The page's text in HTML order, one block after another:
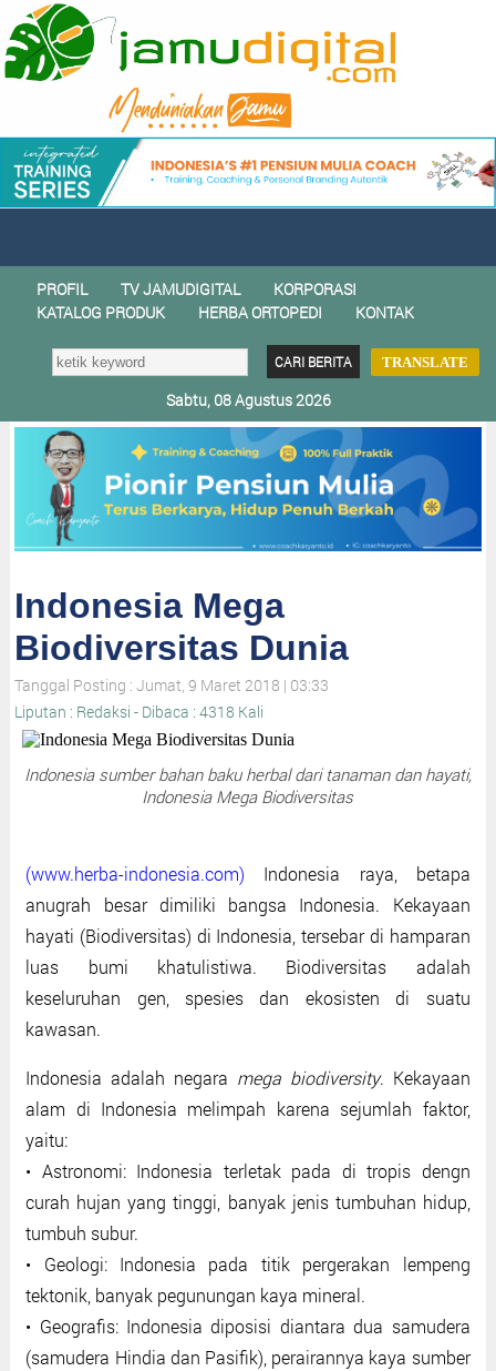
PROFIL TV JAMUDIGITAL
KORPORASI
KATALOG PRODUK
HERBA ORTOPEDI KONTAK
TRANSLATE
Sabtu, 08 Agustus 2026
Indonesia Mega
Biodiversitas Dunia
Tanggal Posting : Jumat, 9 Maret 2018 | 03:33
Liputan : Redaksi - Dibaca : 4318 Kali
Indonesia sumber bahan baku herbal dari tanaman dan hayati,
Indonesia Mega Biodiversitas
(www.herba-indonesia.com) Indonesia raya, betapa
anugrah besar dimiliki bangsa Indonesia. Kekayaan
hayati (Biodiversitas) di Indonesia, tersebar di hamparan
luas bumi khatulistiwa. Biodiversitas adalah
keseluruhan gen, spesies dan ekosisten di suatu
kawasan.
Indonesia adalah negara mega biodiversity. Kekayaan
alam di Indonesia melimpah karena sejumlah faktor,
yaitu:
• Astronomi: Indonesia terletak pada di tropis dengn
curah hujan yang tinggi, banyak jenis tumbuhan hidup,
tumbuh subur.
• Geologi: Indonesia pada titik pergerakan lempeng
tektonik, banyak pegunungan kaya mineral.
• Geografis: Indonesia diposisi diantara dua samudera
(samudera Hindia dan Pasifik), perairannya kaya sumber